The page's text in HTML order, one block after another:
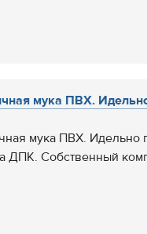
мука ПВХ.
мука ПВХ. Идельно
ДПК. Собственный